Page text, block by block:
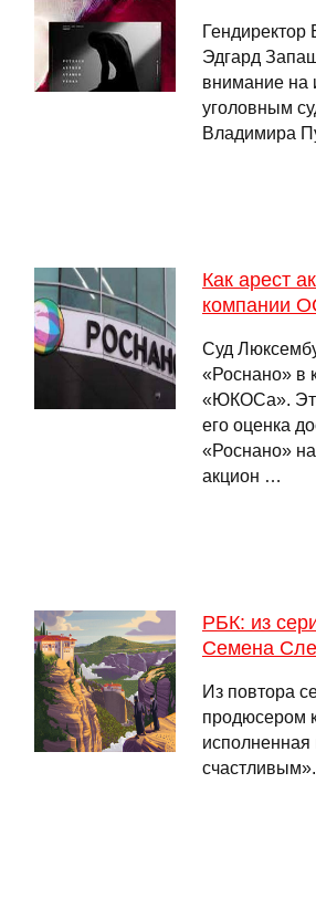
Гендиректор
Эдгард
внимание на
уголовным
Владимира
Как арест
компании
Суд
«Роснано» в
«ЮКОСа».
его оценка
«Роснано»
акцион …
РБК: из
Семена
Из повтора
продюсером
исполненная